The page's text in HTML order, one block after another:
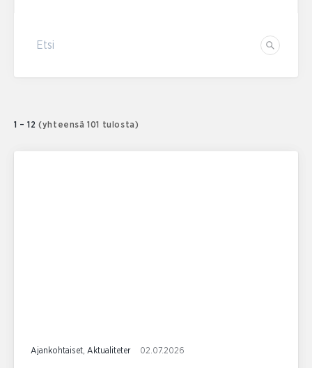
Etsi
1 – 12 (yhteensä 101 tulosta)
Ajankohtaiset, Aktualiteter 02.07.2026